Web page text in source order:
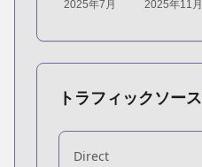
トラフィックソース
Direct